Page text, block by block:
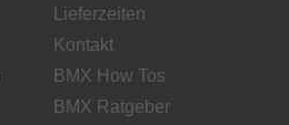
Lieferzeiten
Kontakt
BMX How Tos
BMX Ratgeber